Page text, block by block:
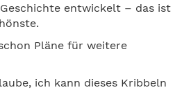
entwickelt – das ist
Pläne für weitere
ich kann dieses Kribbeln